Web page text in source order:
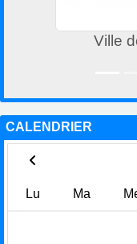
Ville
CALENDRIER
Lu Ma